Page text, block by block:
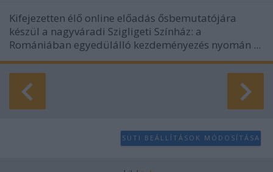
Kifejezetten élő online előadás ősbemutatójára
készül a nagyváradi Szigligeti Színház: a
Romániában egyedülálló kezdeményezés nyomán ...
SÜTI BEÁLLÍTÁSOK MÓDOSÍTÁSA